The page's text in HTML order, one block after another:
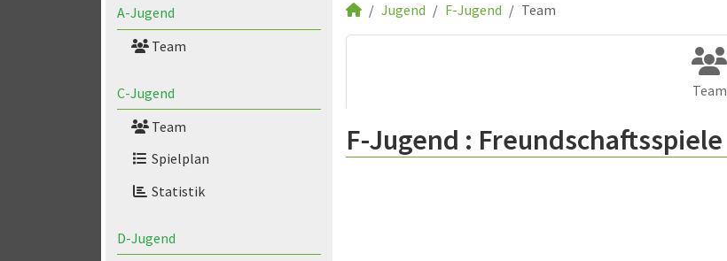
A-Jugend
Team
C-Jugend
Team
Spielplan
Statistik
D-Jugend
Jugend F-Jugend Team
Team
F-Jugend : Freundschaftsspiele